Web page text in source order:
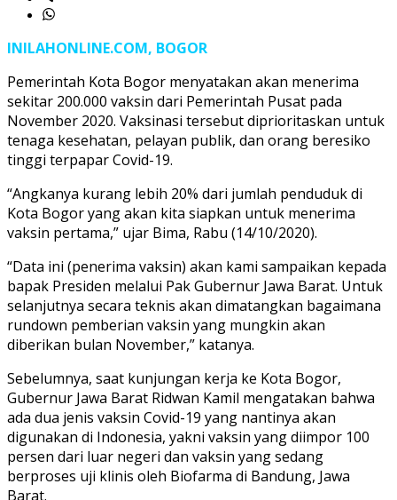
INILAHONLINE.COM, BOGOR
Pemerintah Kota Bogor menyatakan akan menerima
sekitar 200.000 vaksin dari Pemerintah Pusat pada
November 2020. Vaksinasi tersebut diprioritaskan untuk
tenaga kesehatan, pelayan publik, dan orang beresiko
tinggi terpapar Covid-19.
“Angkanya kurang lebih 20% dari jumlah penduduk di
Kota Bogor yang akan kita siapkan untuk menerima
vaksin pertama,” ujar Bima, Rabu (14/10/2020).
“Data ini (penerima vaksin) akan kami sampaikan kepada
bapak Presiden melalui Pak Gubernur Jawa Barat. Untuk
selanjutnya secara teknis akan dimatangkan bagaimana
rundown pemberian vaksin yang mungkin akan
diberikan bulan November,” katanya.
Sebelumnya, saat kunjungan kerja ke Kota Bogor,
Gubernur Jawa Barat Ridwan Kamil mengatakan bahwa
ada dua jenis vaksin Covid-19 yang nantinya akan
digunakan di Indonesia, yakni vaksin yang diimpor 100
persen dari luar negeri dan vaksin yang sedang
berproses uji klinis oleh Biofarma di Bandung, Jawa
Barat.